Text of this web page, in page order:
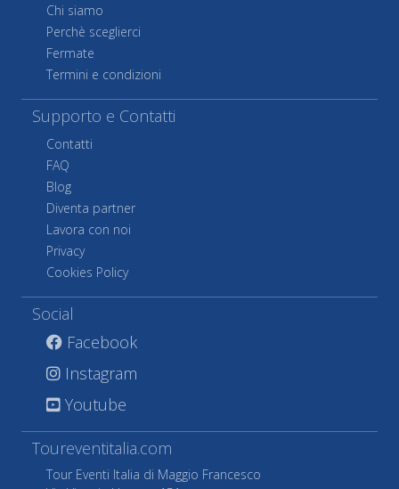
Chi siamo
Perchè sceglierci
Fermate
Termini e condizioni
Supporto e Contatti
Contatti
FAQ
Blog
Diventa partner
Lavora con noi
Privacy
Cookies Policy
Social
Facebook
Instagram
Youtube
Toureventitalia.com
Tour Eventi Italia di Maggio Francesco